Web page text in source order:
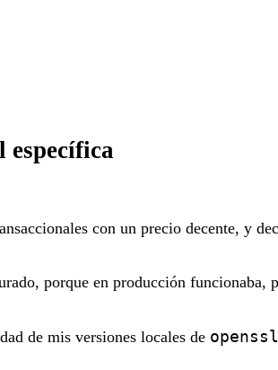
específica
con un precio decente, y
porque en producción funcionaba,
de mis versiones locales de openssl